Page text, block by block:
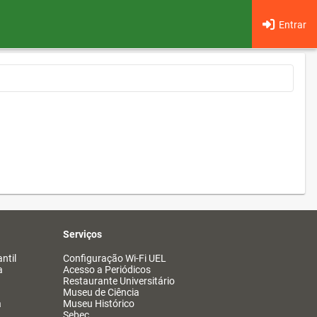
Entrar
Serviços
Configuração Wi-Fi UEL
Acesso a Periódicos
Restaurante Universitário
Museu de Ciência
Museu Histórico